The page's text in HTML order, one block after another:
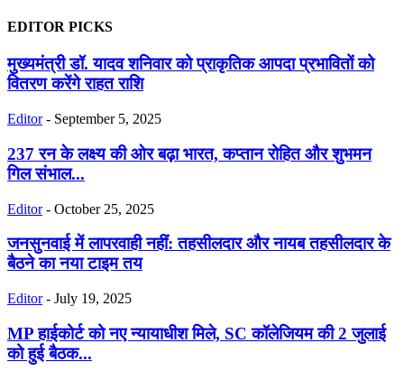
EDITOR PICKS
मुख्यमंत्री डॉ. यादव शनिवार को प्राकृतिक आपदा प्रभावितों को
वितरण करेंगे राहत राशि
Editor - September 5, 2025
237 रन के लक्ष्य की ओर बढ़ा भारत, कप्तान रोहित और शुभमन
गिल संभाल...
Editor - October 25, 2025
जनसुनवाई में लापरवाही नहीं: तहसीलदार और नायब तहसीलदार के
बैठने का नया टाइम तय
Editor - July 19, 2025
MP हाईकोर्ट को नए न्यायाधीश मिले, SC कॉलेजियम की 2 जुलाई
को हुई बैठक...